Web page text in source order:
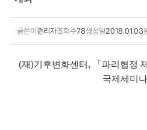
글쓴이관리자조회수78생성일2018.01.03
(재)기후변화센터, 「파리협정
국제세미